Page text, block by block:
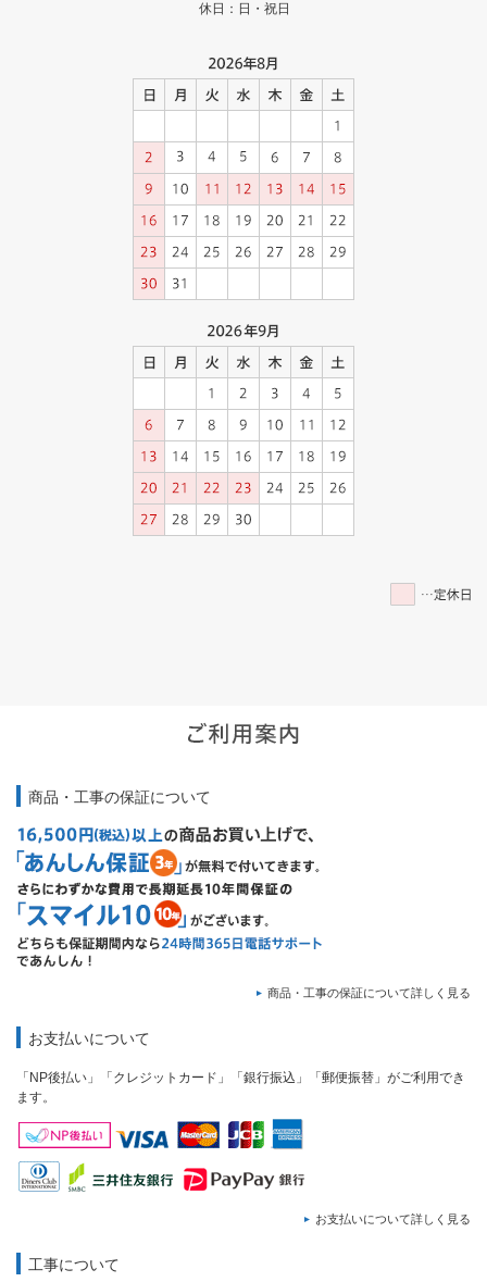
休日：日・祝日
商品・工事の保証について
商品・工事の保証について詳しく見る
お支払いについて
「NP後払い」「クレジットカード」「銀行振込」「郵便振替」がご利用でき
ます。
お支払いについて詳しく見る
工事について